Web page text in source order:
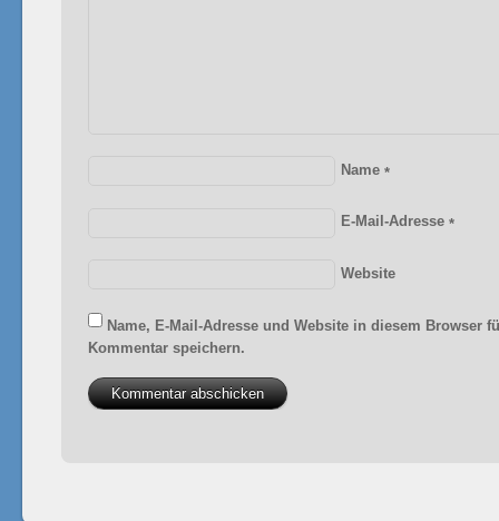
Name *
E-Mail-Adresse *
Website
Name, E-Mail-Adresse und Website in diesem Browser
Kommentar speichern.